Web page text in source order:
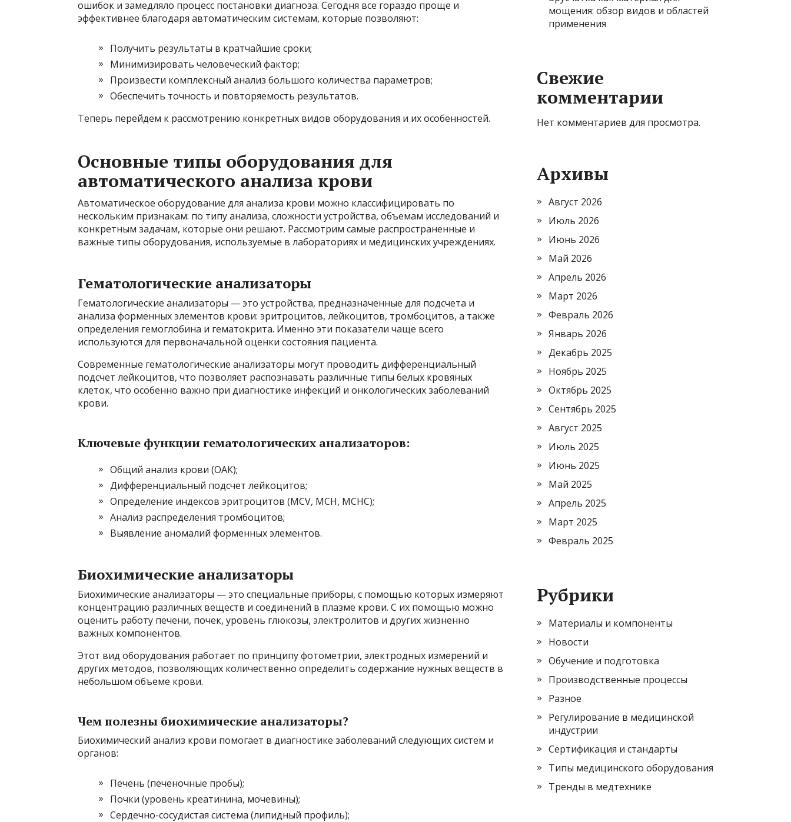
ошибок и замедляло процесс постановки диагноза. Сегодня все гораздо проще и
эффективнее благодаря автоматическим системам, которые позволяют:
Получить результаты в кратчайшие сроки;
Минимизировать человеческий фактор;
Произвести комплексный анализ большого количества параметров;
Обеспечить точность и повторяемость результатов.
Теперь перейдем к рассмотрению конкретных видов оборудования и их особенностей.
Основные типы оборудования для
автоматического анализа крови
Автоматическое оборудование для анализа крови можно классифицировать по
нескольким признакам: по типу анализа, сложности устройства, объемам исследований и
конкретным задачам, которые они решают. Рассмотрим самые распространенные и
важные типы оборудования, используемые в лабораториях и медицинских учреждениях.
Гематологические анализаторы
Гематологические анализаторы — это устройства, предназначенные для подсчета и
анализа форменных элементов крови: эритроцитов, лейкоцитов, тромбоцитов, а также
определения гемоглобина и гематокрита. Именно эти показатели чаще всего
используются для первоначальной оценки состояния пациента.
Современные гематологические анализаторы могут проводить дифференциальный
подсчет лейкоцитов, что позволяет распознавать различные типы белых кровяных
клеток, что особенно важно при диагностике инфекций и онкологических заболеваний
крови.
Ключевые функции гематологических анализаторов:
Общий анализ крови (ОАК);
Дифференциальный подсчет лейкоцитов;
Определение индексов эритроцитов (MCV, MCH, MCHC);
Анализ распределения тромбоцитов;
Выявление аномалий форменных элементов.
Биохимические анализаторы
Биохимические анализаторы — это специальные приборы, с помощью которых измеряют
концентрацию различных веществ и соединений в плазме крови. С их помощью можно
оценить работу печени, почек, уровень глюкозы, электролитов и других жизненно
важных компонентов.
Этот вид оборудования работает по принципу фотометрии, электродных измерений и
других методов, позволяющих количественно определить содержание нужных веществ в
небольшом объеме крови.
Чем полезны биохимические анализаторы?
Биохимический анализ крови помогает в диагностике заболеваний следующих систем и
органов:
Печень (печеночные пробы);
Почки (уровень креатинина, мочевины);
Сердечно-сосудистая система (липидный профиль);
мощения: обзор видов и областей
применения
Свежие
комментарии
Нет комментариев для просмотра.
Архивы
Август 2026
Июль 2026
Июнь 2026
Май 2026
Апрель 2026
Март 2026
Февраль 2026
Январь 2026
Декабрь 2025
Ноябрь 2025
Октябрь 2025
Сентябрь 2025
Август 2025
Июль 2025
Июнь 2025
Май 2025
Апрель 2025
Март 2025
Февраль 2025
Рубрики
Материалы и компоненты
Новости
Обучение и подготовка
Производственные процессы
Разное
Регулирование в медицинской
индустрии
Сертификация и стандарты
Типы медицинского оборудования
Тренды в медтехнике